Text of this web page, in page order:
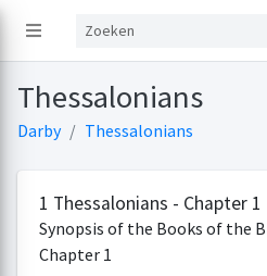
Thessalonians
Darby Thessalonians
1 Thessalonians - Chapter 1
Synopsis of the Books of the
Chapter 1